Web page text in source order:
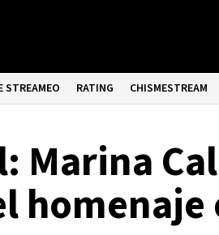
STREAMEO RATING CHISMESTREAM
Marina